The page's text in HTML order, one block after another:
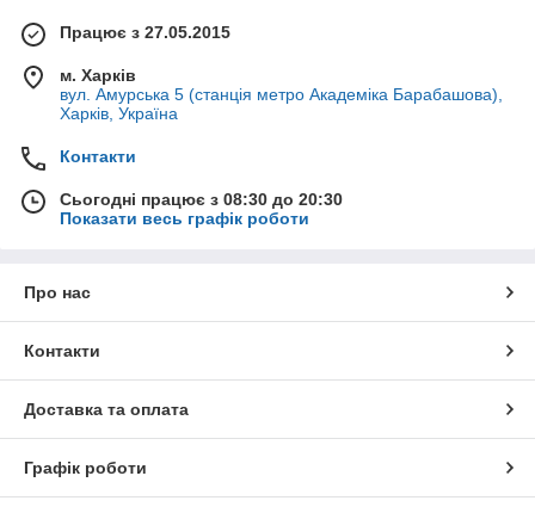
Працює з 27.05.2015
м. Харків
вул. Амурська 5 (станція метро Академіка Барабашова),
Харків, Україна
Контакти
Сьогодні працює з 08:30 до 20:30
Показати весь графік роботи
Про нас
Контакти
Доставка та оплата
Графік роботи